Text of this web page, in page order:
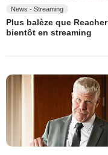
News - Streaming
Plus balèze que
bientôt en streaming